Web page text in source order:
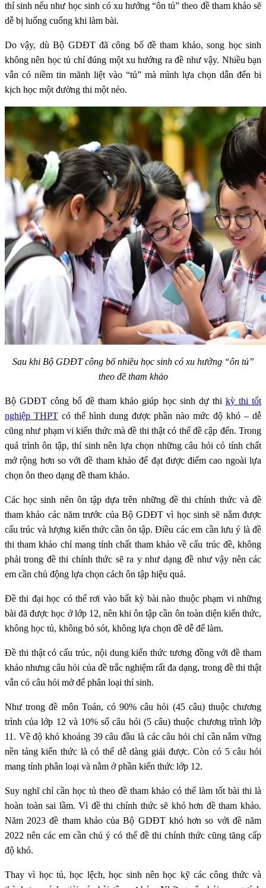
thí sinh nếu như học sinh có xu hướng “ôn tủ” theo đề tham khảo sẽ
dễ bị luống cuống khi làm bài.
Do vậy, dù Bộ GDĐT đã công bố đề tham khảo, song học sinh
không nên học tủ chỉ đúng một xu hướng ra đề như vậy. Nhiều bạn
vẫn có niềm tin mãnh liệt vào “tủ” mà mình lựa chọn dẫn đến bi
kịch học một đường thi một nẻo.
Sau khi Bộ GDĐT công bố nhiều học sinh có xu hướng “ôn tủ”
theo đề tham khảo
Bộ GDĐT công bố đề tham khảo giúp học sinh dự thi kỳ thi tốt
nghiệp THPTcó thể hình dung được phần nào mức độ khó – dễ
cũng như phạm vi kiến thức mà đề thi thật có thể đề cập đến. Trong
quá trình ôn tập, thí sinh nên lựa chọn những câu hỏi có tính chất
mở rộng hơn so với đề tham khảo để đạt được điểm cao ngoài lựa
chọn ôn theo dạng đề tham khảo.
Các học sinh nên ôn tập dựa trên những đề thi chính thức và đề
tham khảo các năm trước của Bộ GDĐT vì học sinh sẽ nắm được
cấu trúc và lượng kiến thức cần ôn tập. Điều các em cần lưu ý là đề
thi tham khảo chỉ mang tính chất tham khảo về cấu trúc đề, không
phải trong đề thi chính thức sẽ ra y như dạng đề như vậy nên các
em cần chủ động lựa chọn cách ôn tập hiệu quả.
Đề thi đại học có thể rơi vào bất kỳ bài nào thuộc phạm vi những
bài đã được học ở lớp 12, nên khi ôn tập cần ôn toàn diện kiến thức,
không học tủ, không bỏ sót, không lựa chọn đề dễ để làm.
Đề thi thật có cấu trúc, nội dung kiến thức tương đồng với đề tham
khảo nhưng câu hỏi của đề trắc nghiệm rất đa dạng, trong đề thi thật
vẫn có câu hỏi mở để phân loại thí sinh.
Như trong đề môn Toán, có 90% câu hỏi (45 câu) thuộc chương
trình của lớp 12 và 10% số câu hỏi (5 câu) thuộc chương trình lớp
11. Về độ khó khoảng 39 câu đầu là các câu hỏi chỉ cần nắm vững
nền tảng kiến thức là có thể dễ dàng giải được. Còn có 5 câu hỏi
mang tính phân loại và nằm ở phần kiến thức lớp 12.
Suy nghĩ chỉ cần học tủ theo đề tham khảo có thể làm tốt bài thi là
hoàn toàn sai lầm. Vì đề thi chính thức sẽ khó hơn đề tham khảo.
Năm 2023 đề tham khảo của Bộ GDĐT khó hơn so với đề năm
2022 nên các em cần chú ý có thể đề thi chính thức cũng tăng cấp
độ khó.
Thay vì học tủ, học lệch, học sinh nên học kỹ các công thức và